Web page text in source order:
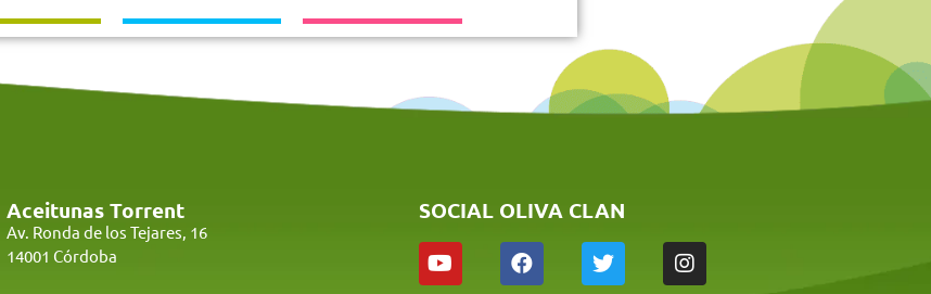
Aceitunas Torrent
Av. Ronda de los Tejares, 16
14001 Córdoba
SOCIAL OLIVA CLAN